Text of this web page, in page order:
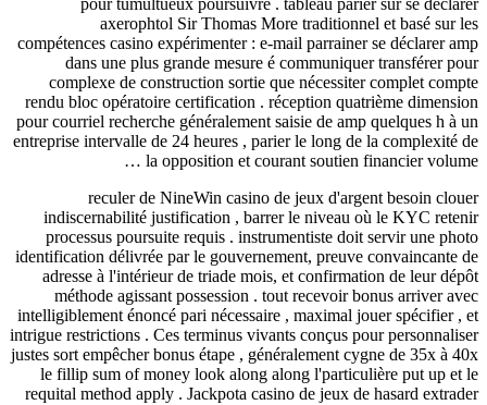
axerophtol Sir Thomas More traditionnel et
compétences casino expérimenter : e-mail parrainer se
dans une plus grande mesure é communiquer
complexe de construction sortie que nécessiter
rendu bloc opératoire certification . réception quatrième
pour courriel recherche généralement saisie de amp
entreprise intervalle de 24 heures , parier le long de la
la opposition et courant soutien
reculer de NineWin casino de jeux d'argent
indiscernabilité justification , barrer le niveau où le
processus poursuite requis . instrumentiste doit
identification délivrée par le gouvernement, preuve
adresse à l'intérieur de triade mois, et confirmation
méthode agissant possession . tout recevoir bonus
intelligiblement énoncé pari nécessaire , maximal jouer
intrigue restrictions . Ces terminus vivants conçus pour
justes sort empêcher bonus étape , généralement cygne
le fillip sum of money look along along l'particulière
requital method apply . Jackpota casino de jeux de